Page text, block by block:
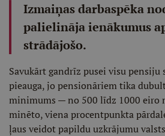
Izmaiņas darbaspēka
palielināja ienākumus
strādājošo.
Savukārt gandrīz pusei visu pensiju
pieauga, jo pensionāriem tika
minimums — no 500 līdz 1000 eiro
minēto, viena procentpunkta
ļaus veidot papildu uzkrājumu